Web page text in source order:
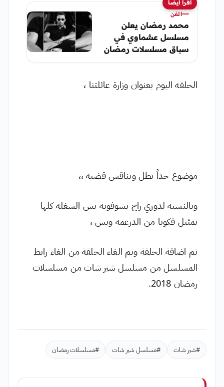
اقرأ أيضًا
الفن
محمد رمضان يعلن
مسلسل عشماوي في
سباق مسلسلات رمضان
2027
الحلقه اليوم بعنوان وزارة عائلتنا ،
موضوع جداً بطل ويناقش قضية ،،
وبالنسبة لدوري راح تشوفونه بس الشغله كلها
تمثيل فكونا من الدرعمه وبس ،
تم اضافة الحلقة وتم الغاء الحلقة من الغاء رابط
المسلسل من مسلسل شير شات من مسلسلات
رمضان 2018.
#شير شات #مسلسل شير شات #مسلسلات رمضان